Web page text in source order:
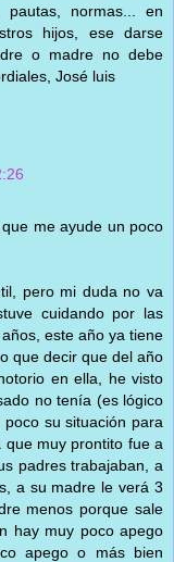
pautas, normas... en
hijos, ese darse
o madre no debe
José luis
me ayude un poco
pero mi duda no va
cuidando por las
este año ya tiene
que decir que del año
en ella, he visto
no tenía (es lógico
su situación para
muy prontito fue a
padres trabajaban, a
a su madre le verá 3
menos porque sale
hay muy poco apego
apego o más bien